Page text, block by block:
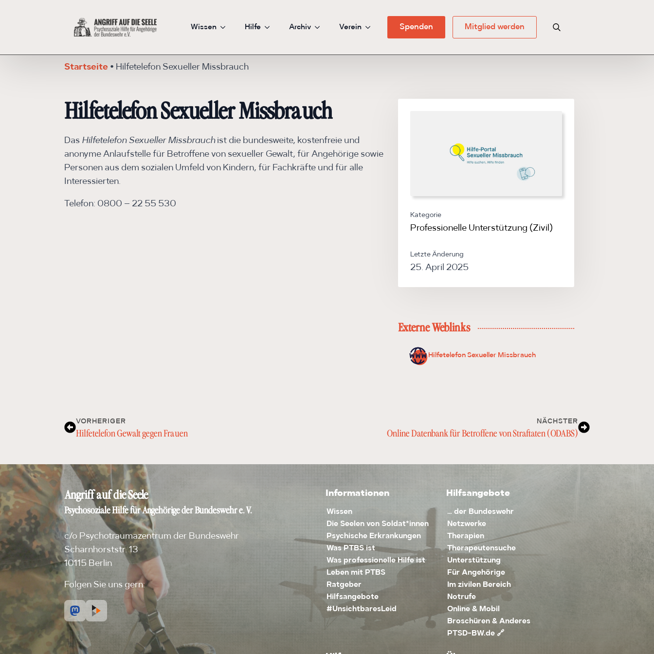
Wissen Hilfe Archiv Verein Spenden
Mitglied werden
Startseite • Hilfetelefon Sexueller Missbrauch
Hilfetelefon Sexueller Missbrauch
Das Hilfetelefon Sexueller Missbrauchist die bundesweite, kostenfreie und
anonyme Anlaufstelle für Betroffene von sexueller Gewalt, für Angehörige sowie
Personen aus dem sozialen Umfeld von Kindern, für Fachkräfte und für alle
Interessierten.
Telefon: 0800 – 22 55 530
Kategorie
Professionelle Unterstützung (Zivil)
Letzte Änderung
25. April 2025
Externe Weblinks
Hilfetelefon Sexueller Missbrauch
VORHERIGER
Hilfetelefon Gewalt gegen Frauen
NÄCHSTER
Online Datenbank für Betroffene von Straftaten (ODABS)
Angriff auf die Seele
Psychosoziale Hilfe für Angehörige der Bundeswehr e. V.
c/o Psychotraumazentrum der Bundeswehr
Scharnhorststr. 13
10115 Berlin
Folgen Sie uns gern:
Informationen
Wissen
Die Seelen von Soldat*innen
Psychische Erkrankungen
Was PTBS ist
Was professionelle Hilfe ist
Leben mit PTBS
Ratgeber
Hilfsangebote
#UnsichtbaresLeid
Hilfsangebote
… der Bundeswehr
Netzwerke
Therapien
Therapeutensuche
Unterstützung
Für Angehörige
Im zivilen Bereich
Notrufe
Online & Mobil
Broschüren & Anderes
PTSD-BW.de 🔗